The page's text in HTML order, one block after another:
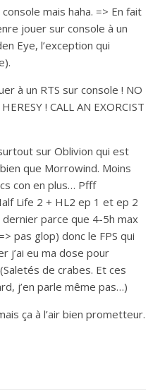
mais haha. => En fait
jouer sur console à un
Eye, l’exception qui
à un RTS sur console ! NO
! CALL AN EXORCIST
sur Oblivion qui est
que Morrowind. Moins
con en plus… Pfff
Life 2 + HL2 ep 1 et ep 2
parce que 4-5h max
pas glop) donc le FPS qui
j’ai eu ma dose pour
de crabes. Et ces
j’en parle même pas…)
ça à l’air bien prometteur.